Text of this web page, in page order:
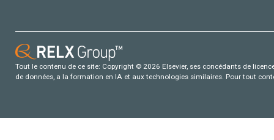
Tout le contenu de ce site: Copyright © 2026 Elsevier, ses concédants de
de données, a la formation en IA et aux technologies similaires. Pour tout